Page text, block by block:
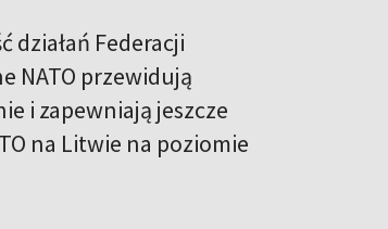
działań Federacji
NATO przewidują
i zapewniają jeszcze
na Litwie na poziomie